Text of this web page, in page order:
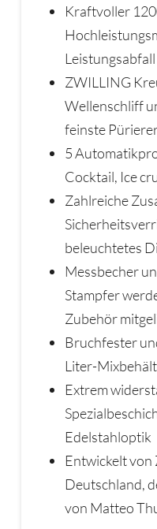
Kraftvoller
Leistungsabfall
ZWILLING
Wellenschliff
feinste
5
Cocktail, Ice
Zahlreiche
beleuchtetes
Messbecher
Stampfer
Zubehör
Bruchfester
Liter-
Extrem
Edelstahloptik
Entwickelt von
Deutschland,
von Matteo